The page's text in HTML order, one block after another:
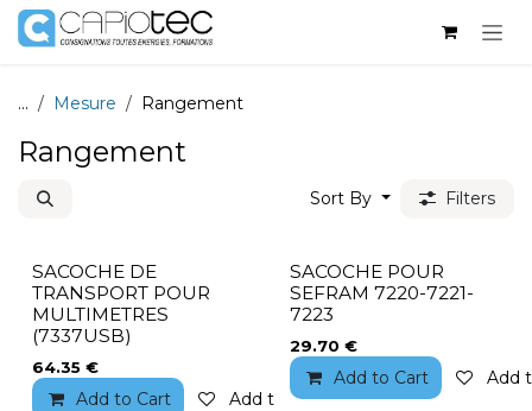
Skip to Content
... Mesure Rangement
Rangement
Sort By Filters
SACOCHE DE
TRANSPORT POUR
MULTIMETRES
(7337USB)
64.35 €
Add to Cart Add to wishlist
SACOCHE POUR
SEFRAM 7220-7221-
7223
29.70 €
Add to Cart Add